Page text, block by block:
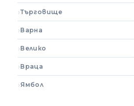
Търговище
Варна
Велико
Враца
Ямбол